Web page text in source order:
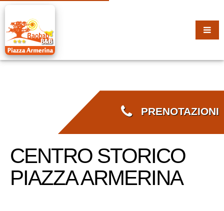
PRENOTAZIONI
CENTRO STORICO
PIAZZA ARMERINA